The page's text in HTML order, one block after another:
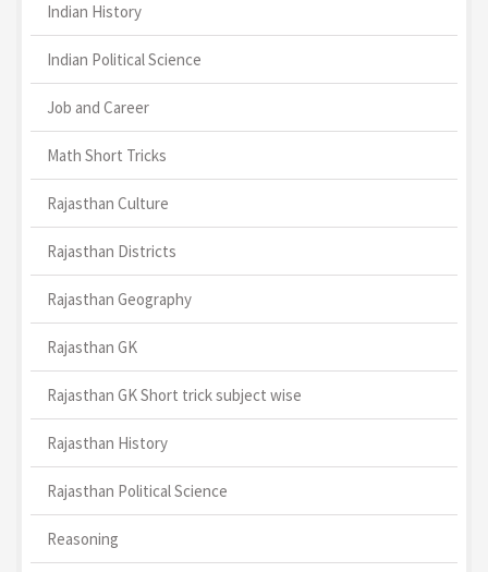
Indian History
Indian Political Science
Job and Career
Math Short Tricks
Rajasthan Culture
Rajasthan Districts
Rajasthan Geography
Rajasthan GK
Rajasthan GK Short trick subject wise
Rajasthan History
Rajasthan Political Science
Reasoning